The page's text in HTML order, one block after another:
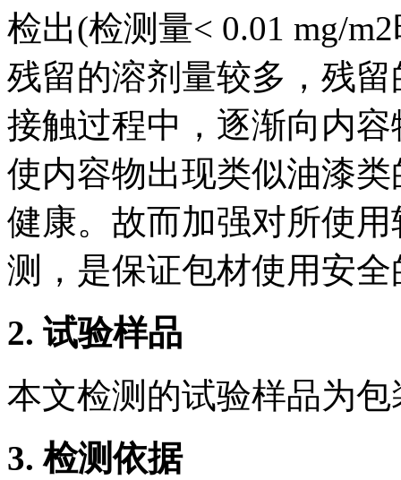
检出(检测量< 0.01 mg/
残留的溶剂量较多，残
接触过程中，逐渐向内
使内容物出现类似油漆
健康。故而加强对所使
测，是保证包材使用安
2. 试验样品
本文检测的试验样品为
3.检测依据